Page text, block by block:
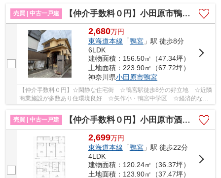
売買 | 中古一戸建
【仲介手数料０円】小田原市鴨宮 中古一戸建て
2,680万円
東海道本線 「鴨宮」駅 徒歩8分
6LDK
建物面積：156.50㎡（47.34坪）
土地面積：223.90㎡（67.72坪）
神奈川県小田原市鴨宮
【仲介手数料０円】☆閑静な住宅街 ☆鴨宮駅徒歩8分の好立地 ☆近隣
商業施設が多数あり住環境良好 ☆矢作小・鴨宮中学区 ☆経済的な都
市ガス設備♪ 【小田原市の中古戸建のことならリビ...
売買 | 中古一戸建
【仲介手数料０円】小田原市酒匂5丁目 中古一戸建て
2,699万円
東海道本線 「鴨宮」駅 徒歩22分
4LDK
建物面積：120.24㎡（36.37坪）
土地面積：123.90㎡（37.47坪）